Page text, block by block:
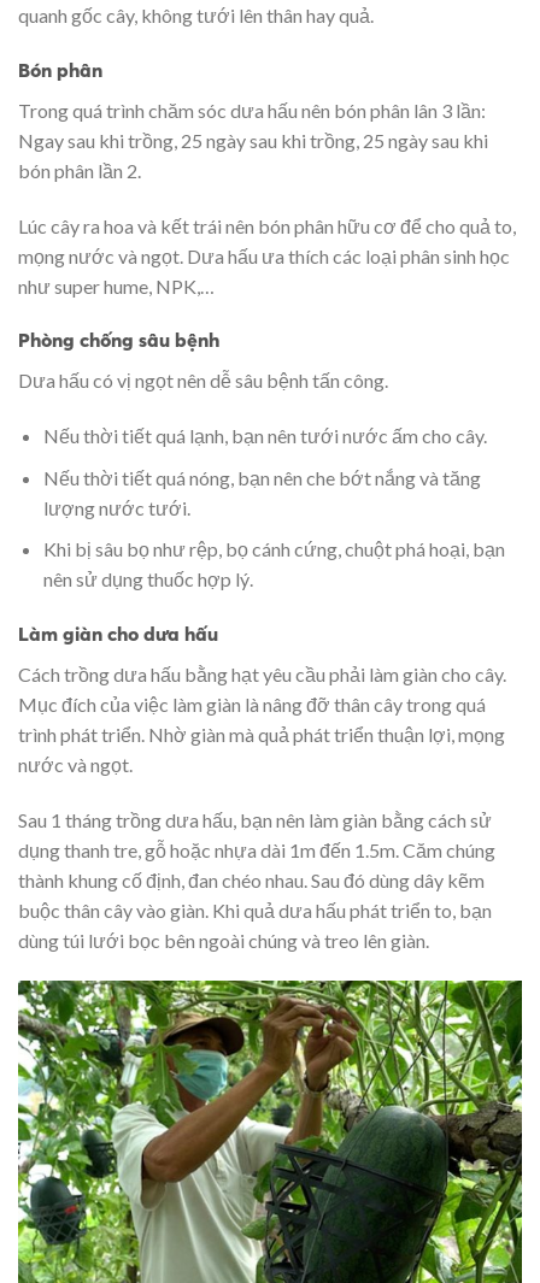
quanh gốc cây, không tưới lên thân hay quả.
Bón phân
Trong quá trình chăm sóc dưa hấu nên bón phân lân 3 lần:
Ngay sau khi trồng, 25 ngày sau khi trồng, 25 ngày sau khi
bón phân lần 2.
Lúc cây ra hoa và kết trái nên bón phân hữu cơ để cho quả to,
mọng nước và ngọt. Dưa hấu ưa thích các loại phân sinh học
như super hume, NPK,…
Phòng chống sâu bệnh
Dưa hấu có vị ngọt nên dễ sâu bệnh tấn công.
Nếu thời tiết quá lạnh, bạn nên tưới nước ấm cho cây.
Nếu thời tiết quá nóng, bạn nên che bớt nắng và tăng
lượng nước tưới.
Khi bị sâu bọ như rệp, bọ cánh cứng, chuột phá hoại, bạn
nên sử dụng thuốc hợp lý.
Làm giàn cho dưa hấu
Cách trồng dưa hấu bằng hạt yêu cầu phải làm giàn cho cây.
Mục đích của việc làm giàn là nâng đỡ thân cây trong quá
trình phát triển. Nhờ giàn mà quả phát triển thuận lợi, mọng
nước và ngọt.
Sau 1 tháng trồng dưa hấu, bạn nên làm giàn bằng cách sử
dụng thanh tre, gỗ hoặc nhựa dài 1m đến 1.5m. Căm chúng
thành khung cố định, đan chéo nhau. Sau đó dùng dây kẽm
buộc thân cây vào giàn. Khi quả dưa hấu phát triển to, bạn
dùng túi lưới bọc bên ngoài chúng và treo lên giàn.